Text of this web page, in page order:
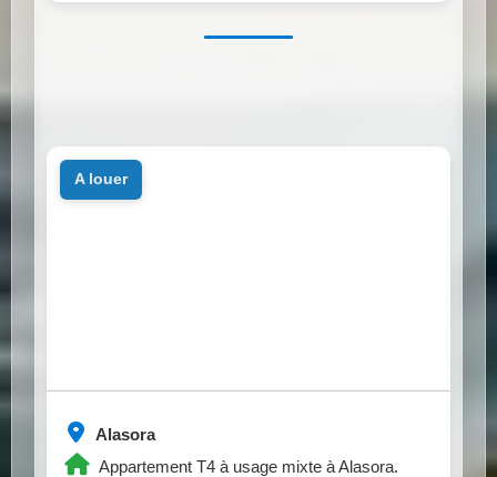
Alasora
Appartement T4 à usage mixte à Alasora.
a louer